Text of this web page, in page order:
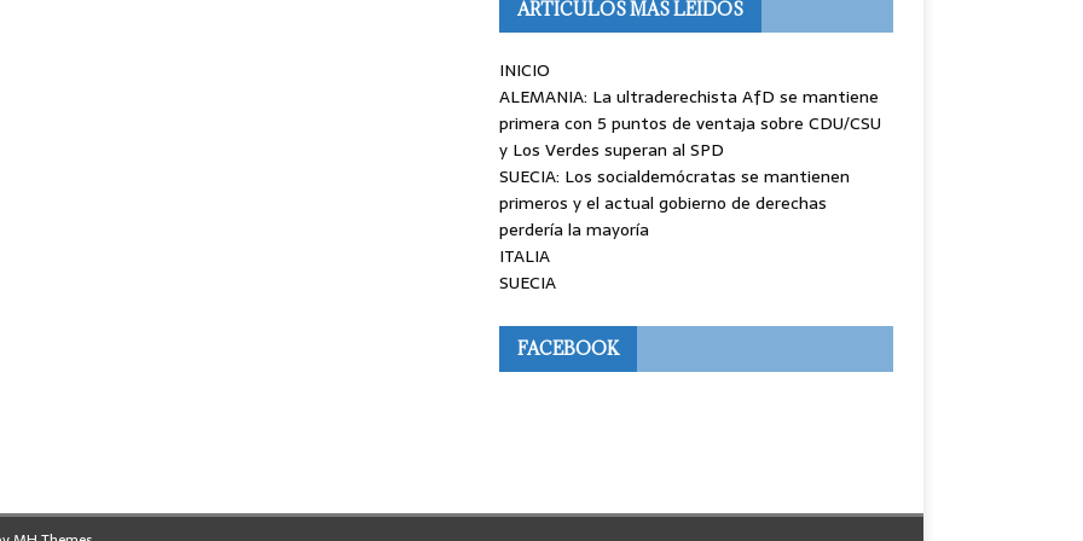
ARTÍCULOS MÁS LEÍDOS
INICIO
ALEMANIA: La ultraderechista AfD se mantiene
primera con 5 puntos de ventaja sobre CDU/CSU
y Los Verdes superan al SPD
SUECIA: Los socialdemócratas se mantienen
primeros y el actual gobierno de derechas
perdería la mayoría
ITALIA
SUECIA
FACEBOOK